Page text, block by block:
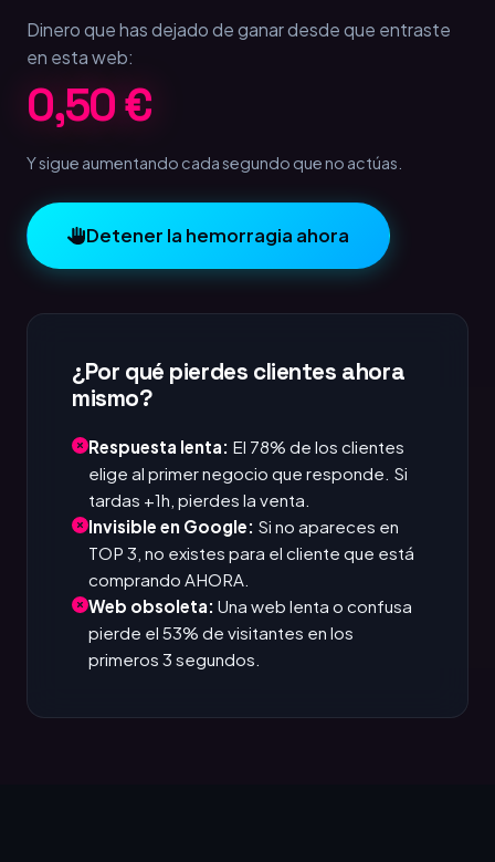
Dinero que has dejado de ganar desde que entraste
en esta web:
1,00 €
Y sigue aumentando cada segundo que no actúas.
Detener la hemorragia ahora
¿Por qué pierdes clientes ahora
mismo?
Respuesta lenta: El 78% de los clientes
elige al primer negocio que responde. Si
tardas +1h, pierdes la venta.
Invisible en Google: Si no apareces en
TOP 3, no existes para el cliente que está
comprando AHORA.
Web obsoleta: Una web lenta o confusa
pierde el 53% de visitantes en los
primeros 3 segundos.